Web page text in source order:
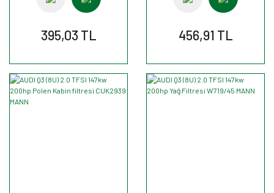
395,03 TL 456,91 TL